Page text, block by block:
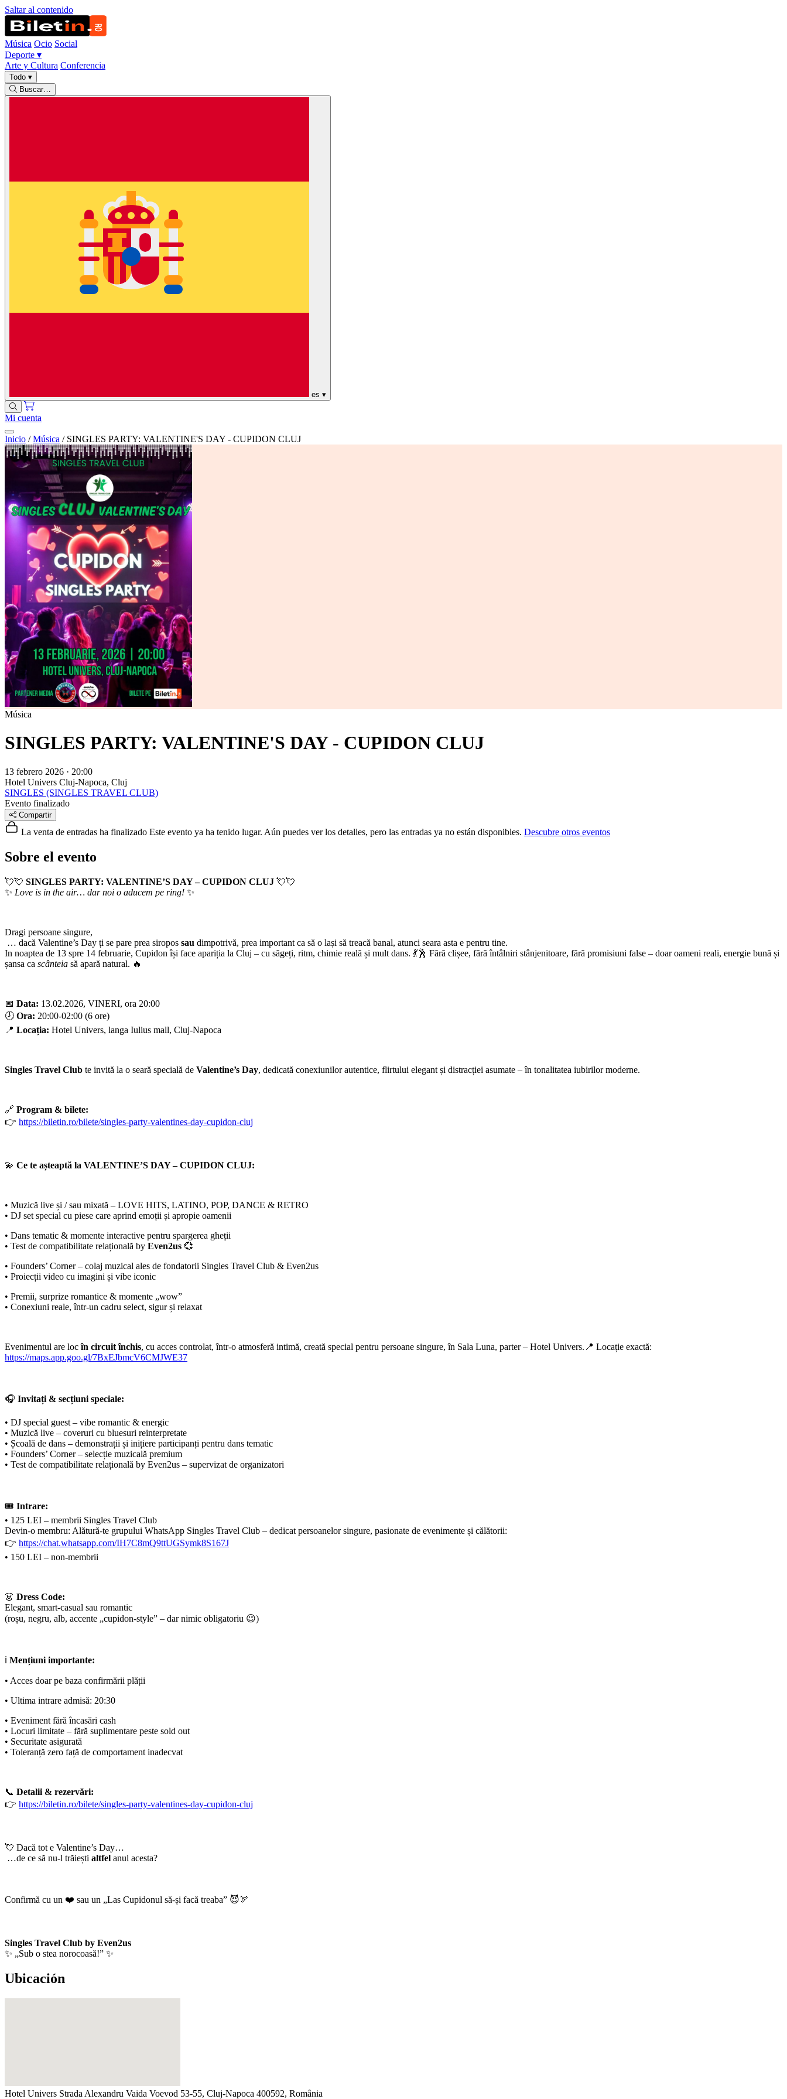
Saltar al contenido
Música Ocio Social
Deporte ▾
Arte y Cultura Conferencia
Todo ▾
Buscar…
es ▾
Mi cuenta
Inicio / Música / SINGLES PARTY: VALENTINE'S DAY - CUPIDON CLUJ
Música
SINGLES PARTY: VALENTINE'S DAY - CUPIDON CLUJ
13 febrero 2026 · 20:00
Hotel Univers Cluj-Napoca, Cluj
SINGLES (SINGLES TRAVEL CLUB)
Evento finalizado
Compartir
La venta de entradas ha finalizado Este evento ya ha tenido lugar. Aún puedes ver los detalles, pero las entradas ya no están disponibles. Descubre otros eventos
Sobre el evento
💘💘 SINGLES PARTY: VALENTINE’S DAY – CUPIDON CLUJ 💘💘
✨ Love is in the air… dar noi o aducem pe ring! ✨
Dragi persoane singure,
… dacă Valentine’s Day ți se pare prea siropos sau dimpotrivă, prea important ca să o lași să treacă banal, atunci seara asta e pentru tine.
In noaptea de 13 spre 14 februarie, Cupidon își face apariția la Cluj – cu săgeți, ritm, chimie reală și mult dans. 💃🕺 Fără clișee, fără întâlniri stânjenitoare, fără promisiuni false – doar oameni reali, energie bună și
șansa ca scânteia să apară natural. 🔥
📅 Data: 13.02.2026, VINERI, ora 20:00
🕗 Ora: 20:00-02:00 (6 ore)
📍 Locația: Hotel Univers, langa Iulius mall, Cluj-Napoca
Singles Travel Club te invită la o seară specială de Valentine’s Day, dedicată conexiunilor autentice, flirtului elegant și distracției asumate – în tonalitatea iubirilor moderne.
🔗 Program & bilete:
👉 https://biletin.ro/bilete/singles-party-valentines-day-cupidon-cluj
💫 Ce te așteaptă la VALENTINE’S DAY – CUPIDON CLUJ:
• Muzică live și / sau mixată – LOVE HITS, LATINO, POP, DANCE & RETRO
• DJ set special cu piese care aprind emoții și apropie oamenii
• Dans tematic & momente interactive pentru spargerea gheții
• Test de compatibilitate relațională by Even2us 💞
• Founders’ Corner – colaj muzical ales de fondatorii Singles Travel Club & Even2us
• Proiecții video cu imagini și vibe iconic
• Premii, surprize romantice & momente „wow”
• Conexiuni reale, într-un cadru select, sigur și relaxat
Evenimentul are locîn circuit închis, cu acces controlat, într-o atmosferă intimă, creată special pentru persoane singure, în Sala Luna, parter – Hotel Univers.📍 Locație exactă:
https://maps.app.goo.gl/7BxEJbmcV6CMJWE37
🎧 Invitați & secțiuni speciale:
• DJ special guest – vibe romantic & energic
• Muzică live – coveruri cu bluesuri reinterpretate
• Școală de dans – demonstrații și inițiere participanți pentru dans tematic
• Founders’ Corner – selecție muzicală premium
• Test de compatibilitate relațională by Even2us – supervizat de organizatori
🎟 Intrare:
• 125 LEI – membrii Singles Travel Club
Devin-o membru: Alătură-te grupului WhatsApp Singles Travel Club – dedicat persoanelor singure, pasionate de evenimente și călătorii:
👉 https://chat.whatsapp.com/IH7C8mQ9ttUGSymk8S167J
• 150 LEI – non-membrii
👗 Dress Code:
Elegant, smart-casual sau romantic
(roșu, negru, alb, accente „cupidon-style” – dar nimic obligatoriu 😉)
ℹ️ Mențiuni importante:
• Acces doar pe baza confirmării plății
• Ultima intrare admisă: 20:30
• Eveniment fără încasări cash
• Locuri limitate – fără suplimentare peste sold out
• Securitate asigurată
• Toleranță zero față de comportament inadecvat
📞 Detalii & rezervări:
👉 https://biletin.ro/bilete/singles-party-valentines-day-cupidon-cluj
💘 Dacă tot e Valentine’s Day…
…de ce să nu-l trăiești altfel anul acesta?
Confirmă cu un ❤️ sau un „Las Cupidonul să-și facă treaba” 😈🏹
Singles Travel Club by Even2us
✨ „Sub o stea norocoasă!” ✨
Ubicación
Hotel Univers Strada Alexandru Vaida Voevod 53-55, Cluj-Napoca 400592, România